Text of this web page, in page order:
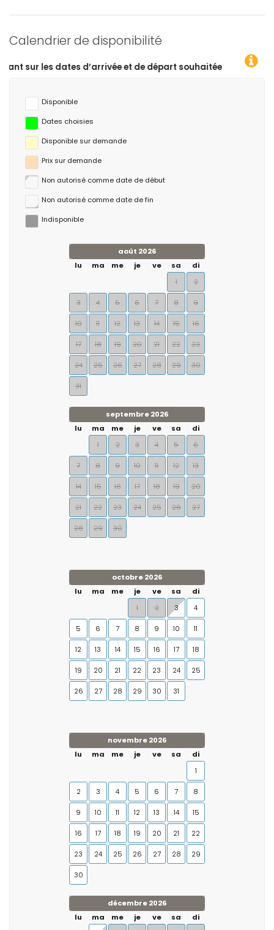
Calendrier de disponibilité
et de départ souhaitées !
Disponible
Dates choisies
Disponible sur demande
Prix ​​sur demande
Non autorisé comme date de début
Non autorisé comme date de fin
Indisponible
août 2026
lu
ma me je ve sa
di
1
2
3 4 5 6 7 8 9
10 11 12 13 14 15 16
17 18 19 20 21 22 23
24 25 26 27 28 29 30
31
septembre 2026
lu
ma me je ve sa
di
1
2 3 4 5 6
7 8 9 10 11 12 13
14 15 16 17 18 19 20
21 22 23 24 25 26 27
28 29 30
octobre 2026
lu
ma me je ve sa
di
1
2 3 4
5 6 7 8 9 10 11
12 13 14 15 16 17 18
19 20 21 22 23 24 25
26 27 28 29 30 31
novembre 2026
lu
ma me je ve sa
di
1
2 3 4 5 6 7 8
9 10 11 12 13 14 15
16 17 18 19 20 21 22
23 24 25 26 27 28 29
30
décembre 2026
lu
ma me je ve sa
di